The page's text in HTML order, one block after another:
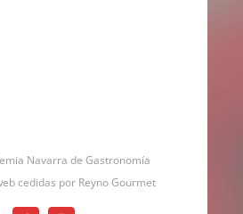
Navarra de Gastronomía
cedidas por Reyno Gourmet